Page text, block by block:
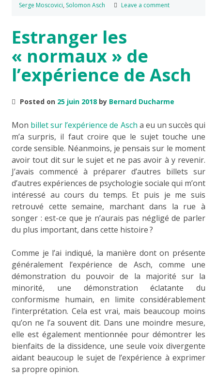
Serge Moscovici, Solomon Asch Leave a comment
Estranger les
« normaux » de
l’expérience de Asch
Posted on 25 juin 2018 by Bernard Ducharme
Mon billet sur l’expérience de Asch a eu un succès qui
m’a surpris, il faut croire que le sujet touche une
corde sensible. Néanmoins, je pensais sur le moment
avoir tout dit sur le sujet et ne pas avoir à y revenir.
J’avais commencé à préparer d’autres billets sur
d’autres expériences de psychologie sociale qui m’ont
intéressé au cours du temps. Et puis je me suis
retrouvé cette semaine, marchant dans la rue à
songer : est-ce que je n’aurais pas négligé de parler
du plus important, dans cette histoire ?
Comme je l’ai indiqué, la manière dont on présente
généralement l’expérience de Asch, comme une
démonstration du pouvoir de la majorité sur la
minorité, une démonstration éclatante du
conformisme humain, en limite considérablement
l’interprétation. Cela est vrai, mais beaucoup moins
qu’on ne l’a souvent dit. Dans une moindre mesure,
elle est également mentionnée pour démontrer les
bienfaits de la dissidence, une seule voix divergente
aidant beaucoup le sujet de l’expérience à exprimer
sa propre opinion.